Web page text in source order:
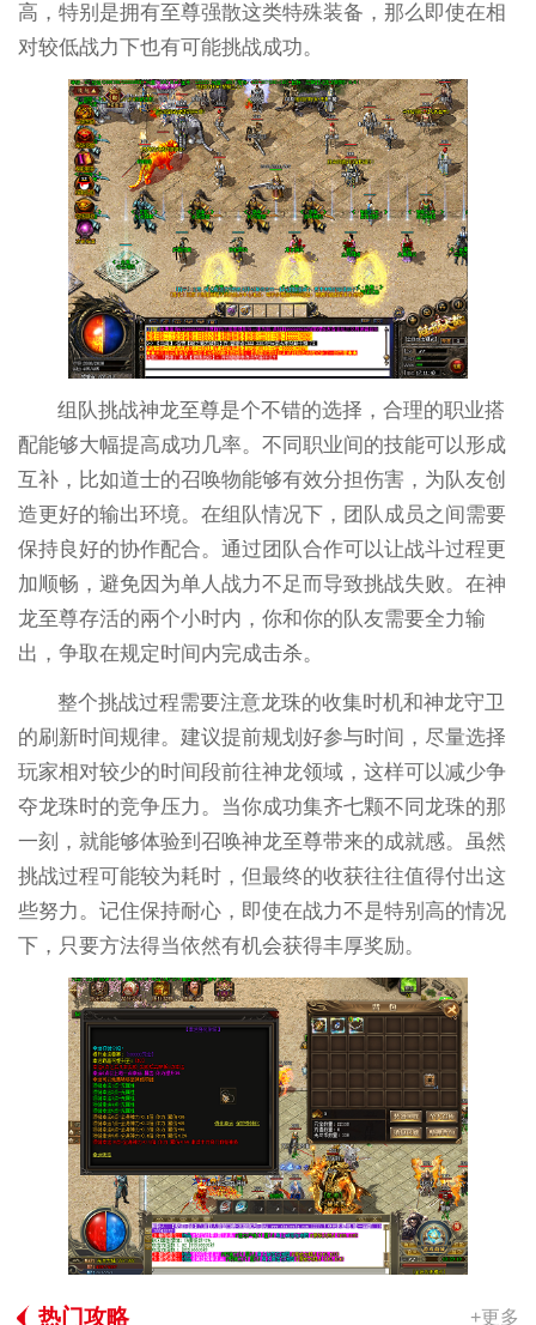
高，特别是拥有至尊强散这类特殊装备，那么即使在相
对较低战力下也有可能挑战成功。
组队挑战神龙至尊是个不错的选择，合理的职业搭
配能够大幅提高成功几率。不同职业间的技能可以形成
互补，比如道士的召唤物能够有效分担伤害，为队友创
造更好的输出环境。在组队情况下，团队成员之间需要
保持良好的协作配合。通过团队合作可以让战斗过程更
加顺畅，避免因为单人战力不足而导致挑战失败。在神
龙至尊存活的兩个小时内，你和你的队友需要全力输
出，争取在规定时间内完成击杀。
整个挑战过程需要注意龙珠的收集时机和神龙守卫
的刷新时间规律。建议提前规划好参与时间，尽量选择
玩家相对较少的时间段前往神龙领域，这样可以减少争
夺龙珠时的竞争压力。当你成功集齐七颗不同龙珠的那
一刻，就能够体验到召唤神龙至尊带来的成就感。虽然
挑战过程可能较为耗时，但最终的收获往往值得付出这
些努力。记住保持耐心，即使在战力不是特别高的情况
下，只要方法得当依然有机会获得丰厚奖励。
热门攻略 +更多